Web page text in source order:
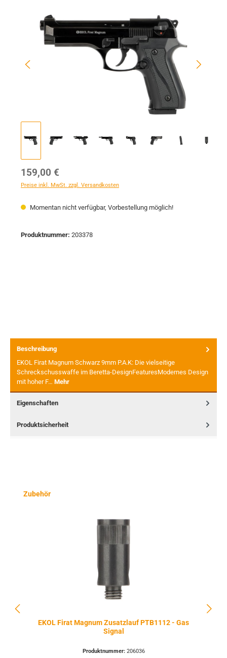
Regulärer Preis:
159,00 €
Preise inkl. MwSt. zzgl. Versandkosten
Momentan nicht verfügbar, Vorbestellung möglich!
Produktnummer: 203378
Beschreibung
EKOL Firat Magnum Schwarz 9mm P.A.K: Die vielseitige
Schreckschusswaffe im Beretta-DesignFeaturesModernes Design
mit hoher F… Mehr
Eigenschaften
Produktsicherheit
Produktgalerie überspringen
Zubehör
EKOL Firat Magnum Zusatzlauf PTB1112 - Gas
Signal
Produktnummer: 206036